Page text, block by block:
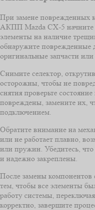
При замене поврежденных
АКПП Mazda CX-5 начните
элементы на наличие
обнаружите поврежденные
оригинальные запчасти
Снимите селектор,
осторожны, чтобы не
снятия проверьте
повреждены, замените их,
подключением.
Обратите внимание на
или не работает плавно,
или пружин. Убедитесь,
и надежно закреплены.
После замены компонентов
тем, чтобы все элементы
работу системы,
корректно, завершите